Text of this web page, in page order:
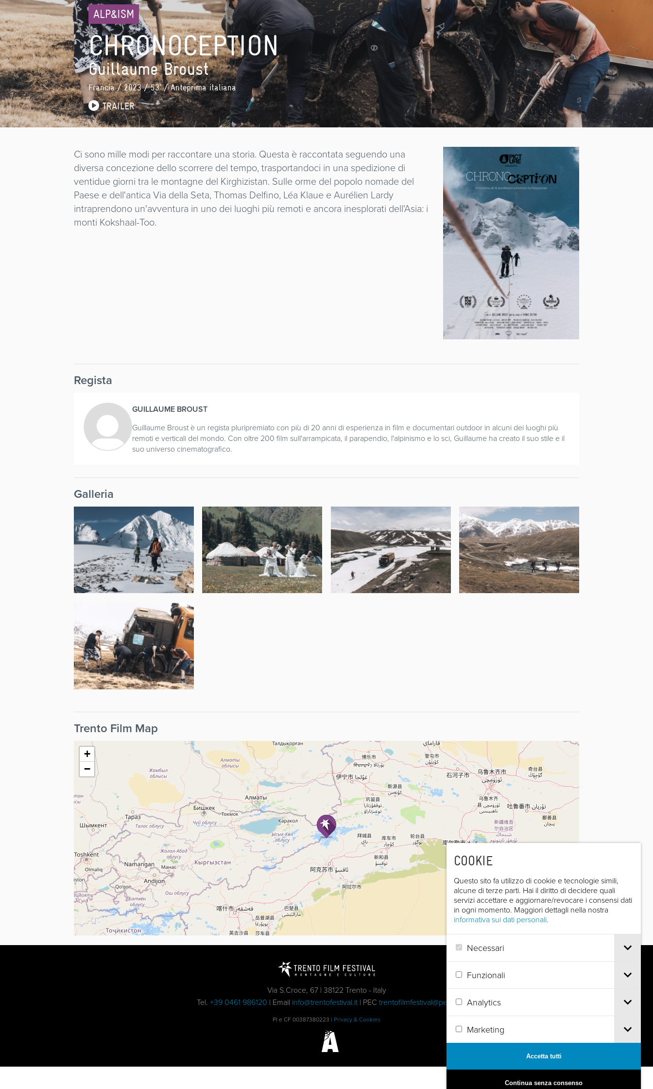
COOKIE
Questo sito fa utilizzo di cookie e tecnologie simili,
alcune di terze parti. Hai il diritto di decidere quali
servizi accettare e aggiornare/revocare i consensi dati
in ogni momento. Maggiori dettagli nella nostra
informativa sui dati personali.
Necessari
Funzionali
Analytics
Marketing
Accetta tutti
Continua senza consenso
ALP&ISM
CHRONOCEPTION
Guillaume Broust
Francia/ 2023 / 53' / Anteprima italiana
TRAILER
Ci sono mille modi per raccontare una storia. Questa è raccontata seguendo una
diversa concezione dello scorrere del tempo, trasportandoci in una spedizione di
ventidue giorni tra le montagne del Kirghizistan. Sulle orme del popolo nomade del
Paese e dell'antica Via della Seta, Thomas Delfino, Léa Klaue e Aurélien Lardy
intraprendono un'avventura in uno dei luoghi più remoti e ancora inesplorati dell'Asia: i
monti Kokshaal-Too.
Regista
GUILLAUME BROUST
Guillaume Broust è un regista pluripremiato con più di 20 anni di esperienza in film e documentari outdoor in alcuni dei luoghi più
remoti e verticali del mondo. Con oltre 200 film sull'arrampicata, il parapendio, l'alpinismo e lo sci, Guillaume ha creato il suo stile e il
suo universo cinematografico.
Galleria
Trento Film Map
+
−
Via S.Croce, 67 | 38122 Trento - Italy
Tel. +39 0461 986120 | Email info@trentofestival.it| PEC trentofilmfestival@pec.it
PI e CF 00387380223 | Privacy & Cookies